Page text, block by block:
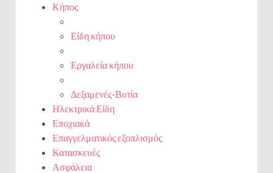
Κήπος
Είδη κήπου
Εργαλεία κήπου
Δεξαμενές-Βυτία
Ηλεκτρικά Είδη
Εποχιακά
Επαγγελματικός εξοπλισμός
Κατασκευές
Ασφάλεια